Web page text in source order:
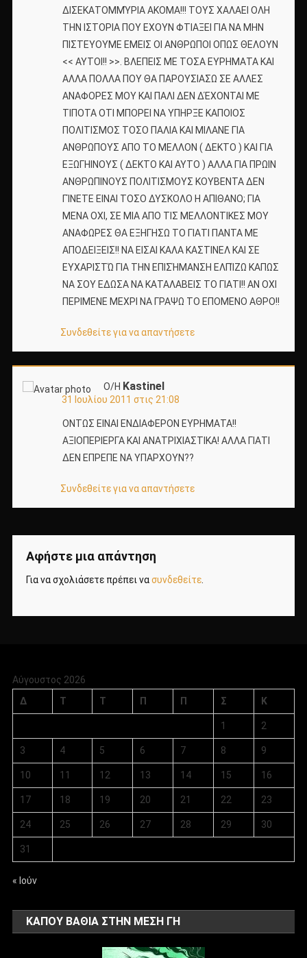
ΔΙΣΕΚΑΤΟΜΜΎΡΙΑ ΑΚΟΜΑ!!! ΤΟΥΣ ΧΑΛΑΕΙ ΟΛΗ
ΤΗΝ ΙΣΤΟΡΙΑ ΠΟΥ ΕΧΟΥΝ ΦΤΙΑΞΕΙ ΓΙΑ ΝΑ ΜΗΝ
ΠΙΣΤΕΥΟΥΜΕ ΕΜΕΙΣ ΟΙ ΑΝΘΡΩΠΟΙ ΟΠΩΣ ΘΕΛΟΥΝ
<< ΑΥΤΟΙ!! >>. ΒΛΕΠΕΙΣ ΜΕ ΤΟΣΑ ΕΥΡΗΜΑΤΑ ΚΑΙ
ΑΛΛΑ ΠΟΛΛΑ ΠΟΥ ΘΑ ΠΑΡΟΥΣΙΑΣΩ ΣΕ ΑΛΛΕΣ
ΑΝΑΦΟΡΕΣ ΜΟΥ ΚΑΙ ΠΑΛΙ ΔΕΝ ΔΈΧΟΝΤΑΙ ΜΕ
ΤΙΠΟΤΑ ΟΤΙ ΜΠΟΡΕΙ ΝΑ ΥΠΗΡΞΕ ΚΑΠΟΙΟΣ
ΠΟΛΙΤΙΣΜΟΣ ΤΟΣΟ ΠΑΛΙΑ ΚΑΙ ΜΙΛΑΝΕ ΓΙΑ
ΑΝΘΡΩΠΟΥΣ ΑΠΟ ΤΟ ΜΕΛΛΟΝ ( ΔΕΚΤΟ ) ΚΑΙ ΓΙΑ
ΕΞΩΓΗΙΝΟΥΣ ( ΔΕΚΤΟ ΚΑΙ ΑΥΤΟ ) ΑΛΛΑ ΓΙΑ ΠΡΩΙΝ
ΑΝΘΡΩΠΙΝΟΥΣ ΠΟΛΙΤΙΣΜΟΥΣ ΚΟΥΒΕΝΤΑ ΔΕΝ
ΓΊΝΕΤΕ ΕΙΝΑΙ ΤΟΣΟ ΔΥΣΚΟΛΟ Η ΑΠΙΘΑΝΟ; ΓΙΑ
ΜΕΝΑ ΟΧΙ, ΣΕ ΜΙΑ ΑΠΟ ΤΙΣ ΜΕΛΛΟΝΤΙΚΕΣ ΜΟΥ
ΑΝΑΦΩΡΕΣ ΘΑ ΕΞΗΓΗΣΩ ΤΟ ΓΙΑΤΙ ΠΑΝΤΑ ΜΕ
ΑΠΟΔΕΙΞΕΙΣ!! ΝΑ ΕΙΣΑΙ ΚΑΛΑ ΚΑΣΤΙΝΕΛ ΚΑΙ ΣΕ
ΕΥΧΑΡΙΣΤΏ ΓΙΑ ΤΗΝ ΕΠΙΣΉΜΑΝΣΗ ΕΛΠΊΖΩ ΚΑΠΩΣ
ΝΑ ΣΟΥ ΕΔΩΣΑ ΝΑ ΚΑΤΑΛΑΒΕΙΣ ΤΟ ΓΙΑΤΙ!! ΑΝ ΟΧΙ
ΠΕΡΙΜΕΝΕ ΜΕΧΡΙ ΝΑ ΓΡΑΨΩ ΤΟ ΕΠΟΜΕΝΟ ΑΘΡΟ!!
Συνδεθείτε για να απαντήσετε
Ο/Η Kastinel
31 Ιουλίου 2011 στις 21:08
ΟΝΤΩΣ ΕΙΝΑΙ ΕΝΔΙΑΦΕΡΟΝ ΕΥΡΗΜΑΤΑ!!
ΑΞΙΟΠΕΡΙΕΡΓΑ ΚΑΙ ΑΝΑΤΡΙΧΙΑΣΤΙΚΑ! ΑΛΛΑ ΓΙΑΤΙ
ΔΕΝ ΕΠΡΕΠΕ ΝΑ ΥΠΑΡΧΟΥΝ??
Συνδεθείτε για να απαντήσετε
Αφήστε μια απάντηση
Για να σχολιάσετε πρέπει νασυνδεθείτε.
Αύγουστος 2026
Δ
Τ Τ Π Π Σ Κ
1 2
3 4 5 6 7 8 9
10 11 12 13 14 15 16
17 18 19 20 21 22 23
24 25 26 27 28 29 30
31
« Ιούν
ΚΑΠΟΥ ΒΑΘΙΑ ΣΤΗΝ ΜΕΣΗ ΓΗ